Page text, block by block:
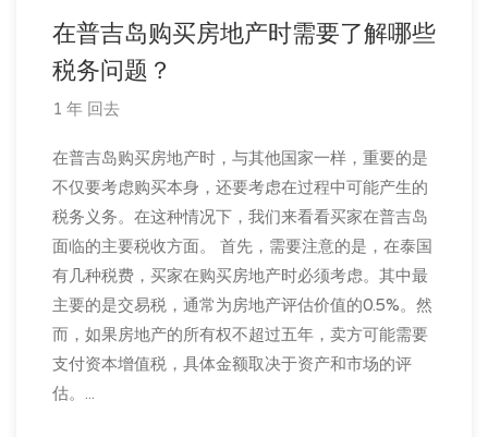
在普吉岛购买房地产时需要了解哪些
税务问题？
1 年 回去
在普吉岛购买房地产时，与其他国家一样，重要的是
不仅要考虑购买本身，还要考虑在过程中可能产生的
税务义务。在这种情况下，我们来看看买家在普吉岛
面临的主要税收方面。 首先，需要注意的是，在泰国
有几种税费，买家在购买房地产时必须考虑。其中最
主要的是交易税，通常为房地产评估价值的0.5%。然
而，如果房地产的所有权不超过五年，卖方可能需要
支付资本增值税，具体金额取决于资产和市场的评
估。...